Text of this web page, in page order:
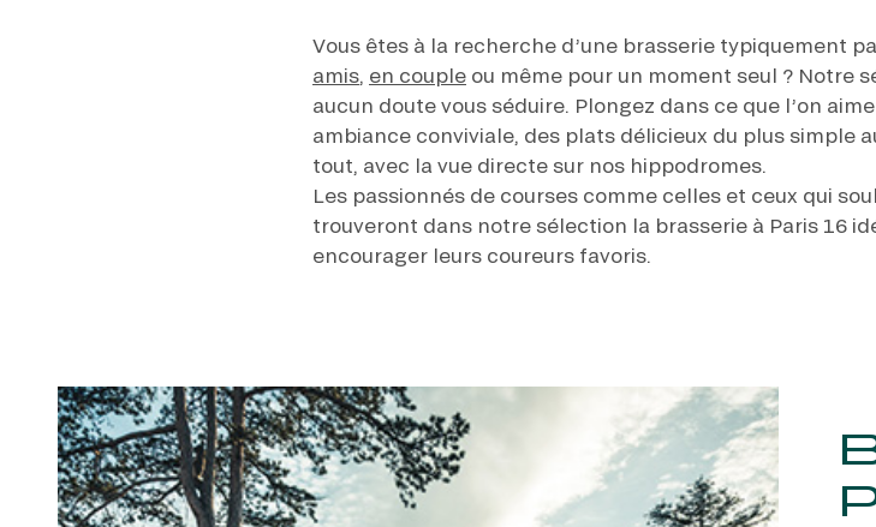
Vous êtes à la recherche d’une brasserie typiquement
amis, en couple ou même pour un moment seul ? Notre
aucun doute vous séduire. Plongez dans ce que l’on
ambiance conviviale, des plats délicieux du plus simple
tout, avec la vue directe sur nos hippodromes.
Les passionnés de courses comme celles et ceux qui
trouveront dans notre sélection la brasserie à Paris 16
encourager leurs coureurs favoris.